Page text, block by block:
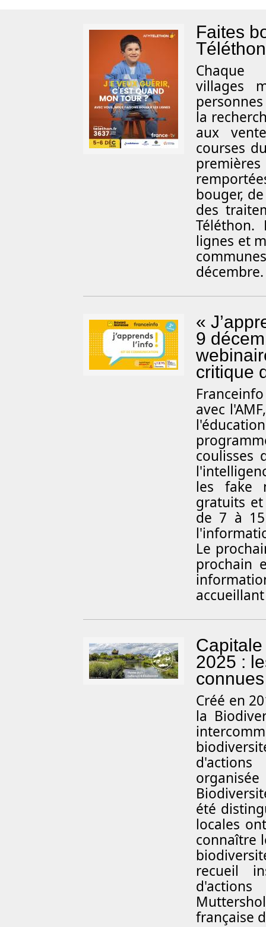
Faites
villages
la
aux
courses
bouger,
des
lignes et
«
9
critique
avec
coulisses
les fake
gratuits
de 7 à
Le
prochain
2025 :
Créé en
la
été
locales
connaître
recueil
d'actions
française